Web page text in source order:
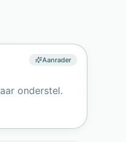
Aanrader
onderstel.